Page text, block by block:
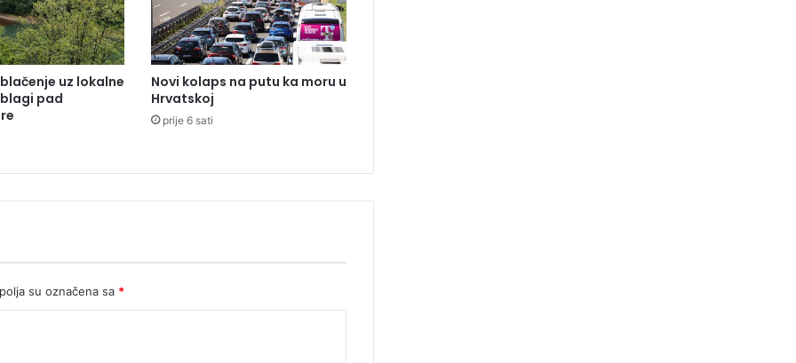
p
o
s
t
:
K
k
e
i
uz lokalne
pad
Novi kolaps na putu ka moru u
Hrvatskoj
prije 6 sati
su označena sa *